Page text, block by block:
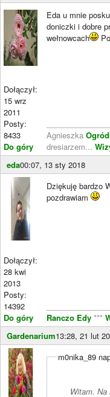
Dołączył:
15 wrz
2011
Posty:
8433
Do góry
Eda u mnie
doniczki i dobre
wełnowcach
Agnieszka
dresiarzem...
eda00:07, 13 sty 2018
Dołączył:
28 kwi
2013
Posty:
14392
Do góry
Dziękuję bardzo
pozdrawiam
Ranczo Edy ***
Gardenarium13:28, 21 lut
m0nika_89
Witam.